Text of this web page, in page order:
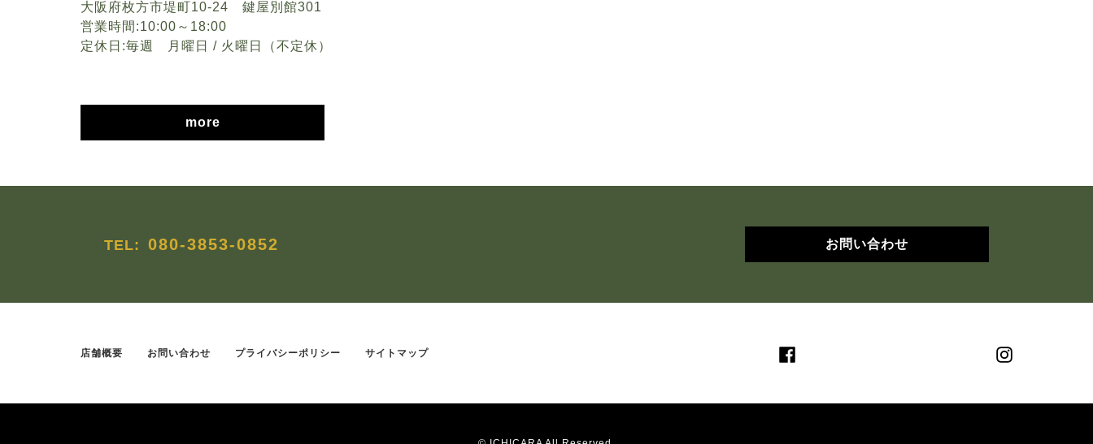
大阪府枚方市堤町10-24 鍵屋別館301
営業時間:10:00～18:00
定休日:毎週 月曜日 / 火曜日（不定休）
more
TEL: 080-3853-0852 お問い合わせ
店舗概要 お問い合わせ プライバシーポリシー サイトマップ